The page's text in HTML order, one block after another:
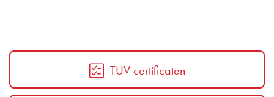
TUV certificaten